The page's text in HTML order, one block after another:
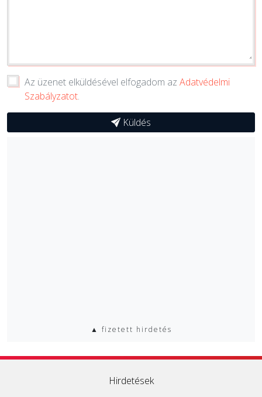
Az üzenet elküldésével elfogadom az Adatvédelmi
Szabályzatot.
Küldés
▲ fizetett hirdetés
Hirdetések